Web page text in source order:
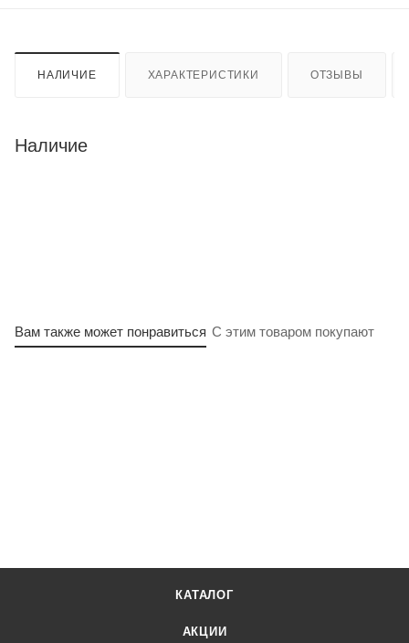
НАЛИЧИЕ ХАРАКТЕРИСТИКИ ОТЗЫВЫ
Наличие
Вам также может понравиться С этим товаром покупают
КАТАЛОГ
АКЦИИ